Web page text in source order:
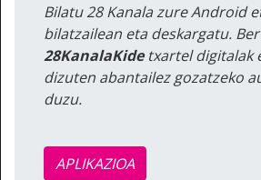
Bilatu 28 Kanala zure Android
bilatzailean eta deskargatu.
28KanalaKidetxartel digitalak
dizuten abantailez gozatzeko
duzu.
APLIKAZIOA